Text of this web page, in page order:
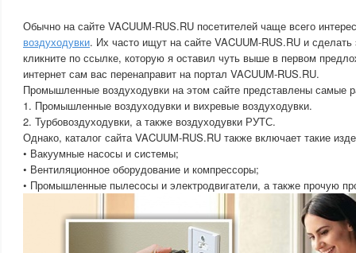
Обычно на сайте VACUUM-RUS.RU посетителей чаще всего
воздуходувки. Их часто ищут на сайте VACUUM-RUS.RU и
кликните по ссылке, которую я оставил чуть выше в первом
интернет сам вас перенаправит на портал VACUUM-RUS.RU.
Промышленные воздуходувки на этом сайте представлены самые
1. Промышленные воздуходувки и вихревые воздуходувки.
2. Турбовоздуходувки, а также воздуходувки РУТС.
Однако, каталог сайта VACUUM-RUS.RU также включает такие
• Вакуумные насосы и системы;
• Вентиляционное оборудование и компрессоры;
• Промышленные пылесосы и электродвигатели, а также прочую